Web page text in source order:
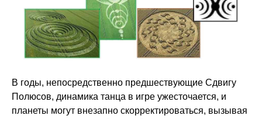
В годы, непосредственно предшествующие Сдвигу
Полюсов, динамика танца в игре ужесточается, и
планеты могут внезапно скорректироваться, вызывая